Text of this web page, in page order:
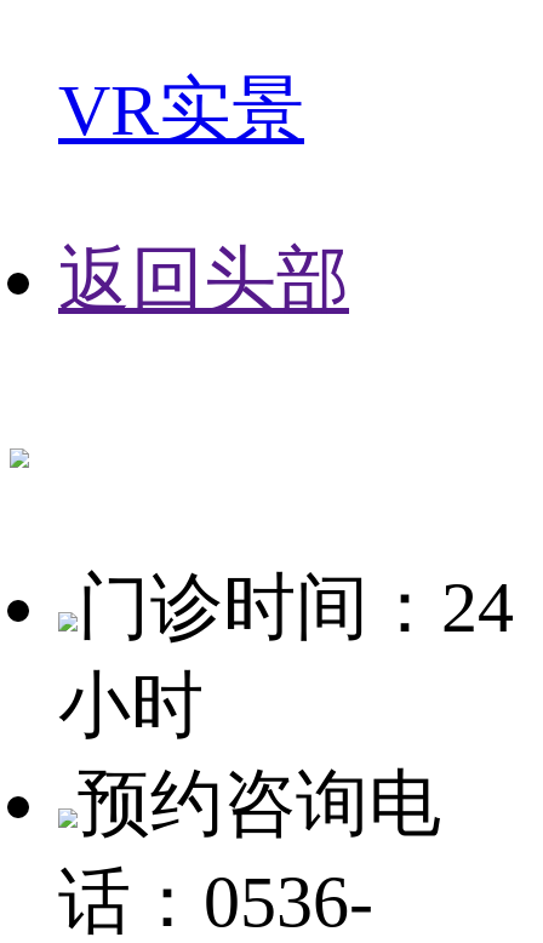
VR实景
返回头部
门诊时间：24
小时
预约咨询电
话：0536-